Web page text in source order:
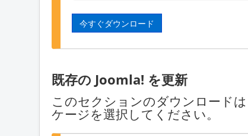
今すぐダウンロード
既存の Joomla! を更新
このセクションのダウンロード
ケージを選択してください。